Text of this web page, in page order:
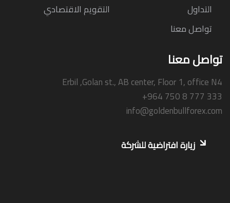
التداول
التقويم الاقتصادي
تواصل معنا
تواصل معنا
Erbil ,Golan st., AB center, Floor 1, office N4
+964 750 8 777 333
info@goldenbullforex.com
زيارة افتراضية للشركة